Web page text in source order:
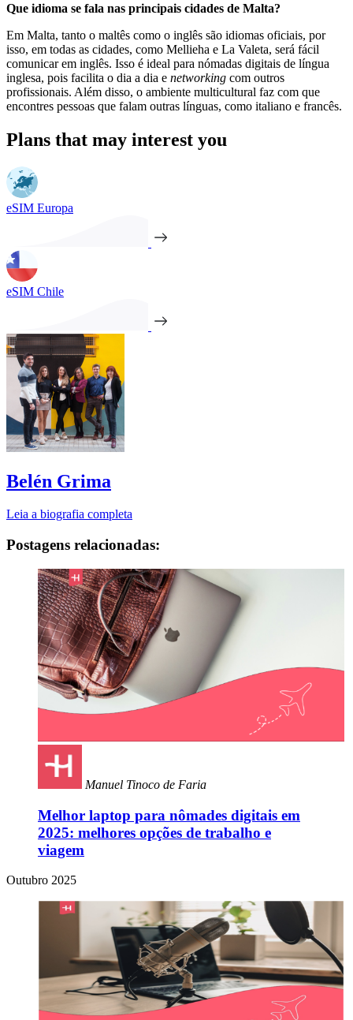
Que idioma se fala nas principais cidades de Malta?
Em Malta, tanto o maltês como o inglês são idiomas oficiais, por
isso, em todas as cidades, como Mellieha e La Valeta, será fácil
comunicar em inglês. Isso é ideal para nómadas digitais de língua
inglesa, pois facilita o dia a dia e networking com outros
profissionais. Além disso, o ambiente multicultural faz com que
encontres pessoas que falam outras línguas, como italiano e francês.
Plans that may interest you
eSIM Europa
eSIM Chile
Belén Grima
Leia a biografia completa
Postagens relacionadas:
Manuel Tinoco de Faria
Melhor laptop para nômades digitais em
2025: melhores opções de trabalho e
viagem
Outubro 2025